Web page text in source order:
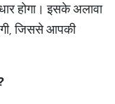
होगा। इसके अलावा
जिससे आपकी